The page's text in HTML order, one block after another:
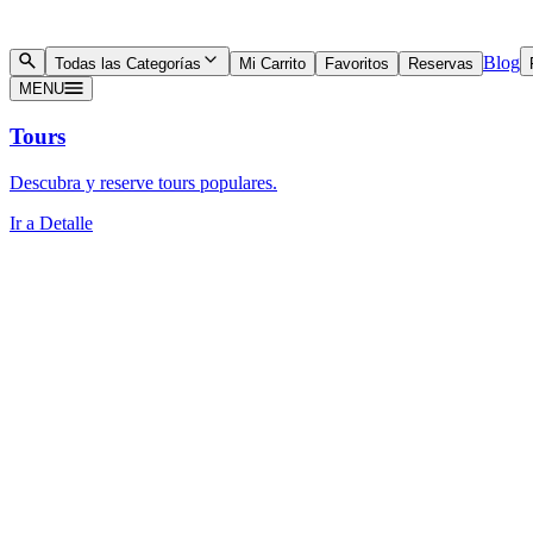
Todas las Categorías Mi Carrito Favoritos Reservas Blog
MENU
Tours
Descubra y reserve tours populares.
Ir a Detalle